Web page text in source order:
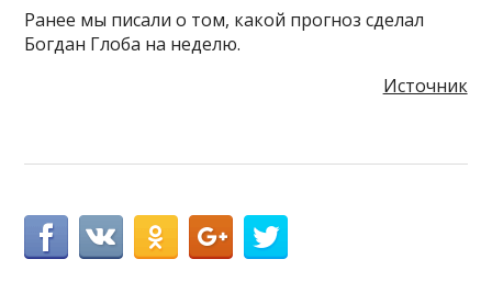
Ранее мы писали о том, какой прогноз сделал
Богдан Глоба на неделю.
Источник